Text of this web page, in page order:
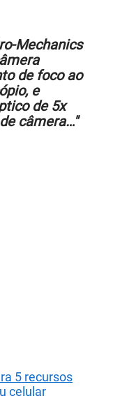
Mechanics
de foco ao
e
de 5x
câmera…"
5 recursos
celular